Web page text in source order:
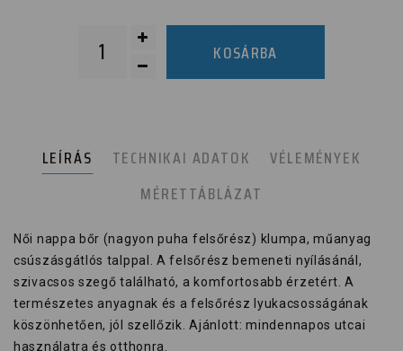
KOSÁRBA
LEÍRÁS TECHNIKAI ADATOK
VÉLEMÉNYEK
MÉRETTÁBLÁZAT
Női nappa bőr (nagyon puha felsőrész) klumpa, műanyag
csúszásgátlós talppal. A felsőrész bemeneti nyílásánál,
szivacsos szegő található, a komfortosabb érzetért. A
természetes anyagnak és a felsőrész lyukacsosságának
köszönhetően, jól szellőzik. Ajánlott: mindennapos utcai
használatra és otthonra.